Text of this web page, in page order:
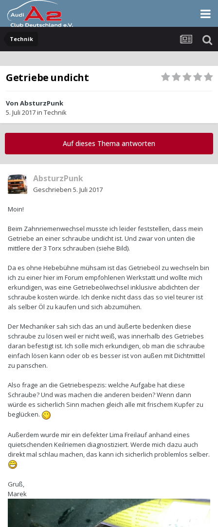
Technik
Getriebe undicht
Von AbsturzPunk
5. Juli 2017in Technik
Auf dieses Thema antworten
AbsturzPunk
Geschrieben 5. Juli 2017
Moin!
Beim Zahnriemenwechsel musste ich leider feststellen, dass mein
Getriebe an einer schraube undicht ist. Und zwar von unten die
mittlere der 3 Torx schrauben (siehe Bild).
Da es ohne Hebebühne mühsam ist das Getriebeöl zu wechseln bin
ich zu einer hier im Forum empfohlenen Werkstatt und wollte mich
erkundigen, was eine Getriebeölwechsel inklusive abdichten der
schraube kosten würde. Ich denke nicht dass das so viel teurer ist
als selber Öl zu kaufen und sich abzumühen.
Der Mechaniker sah sich das an und äußerte bedenken diese
schraube zu lösen weil er nicht weiß, was innerhalb des Getriebes
daran befestigt ist. Ich solle mich erkundigen, ob man die schraube
einfach lösen kann oder ob es besser ist von außen mit Dichtmittel
zu panschen.
Also frage an die Getriebespezis: welche Aufgabe hat diese
Schraube? Und was machen die anderen beiden? Wenn dann
würde es sicherlich Sinn machen gleich alle mit frischem Kupfer zu
beglücken.
Außerdem wurde mir ein defekter Lima Freilauf anhand eines
quietschenden Keilriemen diagnostiziert. Werde mich dazu auch
direkt mal schlau machen, das kann ich sicherlich problemlos selber.
Gruß,
Marek